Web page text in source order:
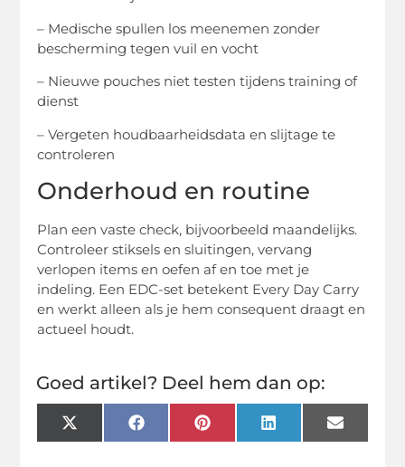
– Medische spullen los meenemen zonder
bescherming tegen vuil en vocht
– Nieuwe pouches niet testen tijdens training of
dienst
– Vergeten houdbaarheidsdata en slijtage te
controleren
Onderhoud en routine
Plan een vaste check, bijvoorbeeld maandelijks.
Controleer stiksels en sluitingen, vervang
verlopen items en oefen af en toe met je
indeling. Een EDC-set betekent Every Day Carry
en werkt alleen als je hem consequent draagt en
actueel houdt.
Goed artikel? Deel hem dan op:
X
(Twitter)
FacebookPinterestLinkedInEmail